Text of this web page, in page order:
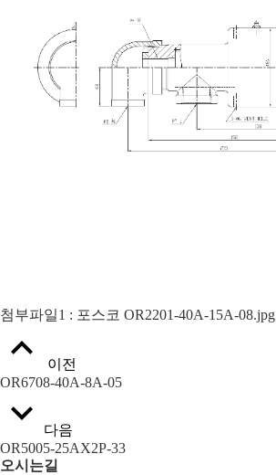
첨부파일1 : 포스코 OR2201-40A-15A-08.jpg
이전
OR6708-40A-8A-05
다음
OR5005-25AX2P-33
오시는길